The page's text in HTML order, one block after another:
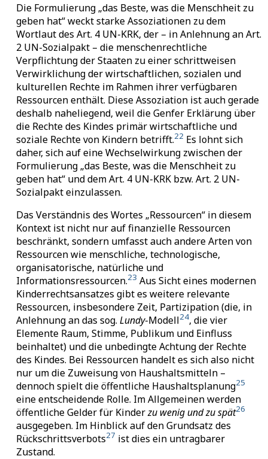
Die Formulierung „das Beste, was die Menschheit zu
geben hat“ weckt starke Assoziationen zu dem
Wortlaut des Art. 4 UN-KRK, der – in Anlehnung an Art.
2 UN-Sozialpakt – die menschenrechtliche
Verpflichtung der Staaten zu einer schrittweisen
Verwirklichung der wirtschaftlichen, sozialen und
kulturellen Rechte im Rahmen ihrer verfügbaren
Ressourcen enthält. Diese Assoziation ist auch gerade
deshalb naheliegend, weil die Genfer Erklärung über
die Rechte des Kindes primär wirtschaftliche und
soziale Rechte von Kindern betrifft.22 Es lohnt sich
daher, sich auf eine Wechselwirkung zwischen der
Formulierung „das Beste, was die Menschheit zu
geben hat“ und dem Art. 4 UN-KRK bzw. Art. 2 UN-
Sozialpakt einzulassen.
Das Verständnis des Wortes „Ressourcen“ in diesem
Kontext ist nicht nur auf finanzielle Ressourcen
beschränkt, sondern umfasst auch andere Arten von
Ressourcen wie menschliche, technologische,
organisatorische, natürliche und
Informationsressourcen.23 Aus Sicht eines modernen
Kinderrechtsansatzes gibt es weitere relevante
Ressourcen, insbesondere Zeit, Partizipation (die, in
Anlehnung an das sog.Lundy-Modell24, die vier
Elemente Raum, Stimme, Publikum und Einfluss
beinhaltet) und die unbedingte Achtung der Rechte
des Kindes. Bei Ressourcen handelt es sich also nicht
nur um die Zuweisung von Haushaltsmitteln –
dennoch spielt die öffentliche Haushaltsplanung25
eine entscheidende Rolle. Im Allgemeinen werden
öffentliche Gelder für Kinderzu wenig und zu spät26
ausgegeben. Im Hinblick auf den Grundsatz des
Rückschrittsverbots27 ist dies ein untragbarer
Zustand.